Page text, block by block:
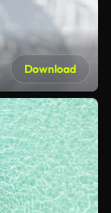
Download